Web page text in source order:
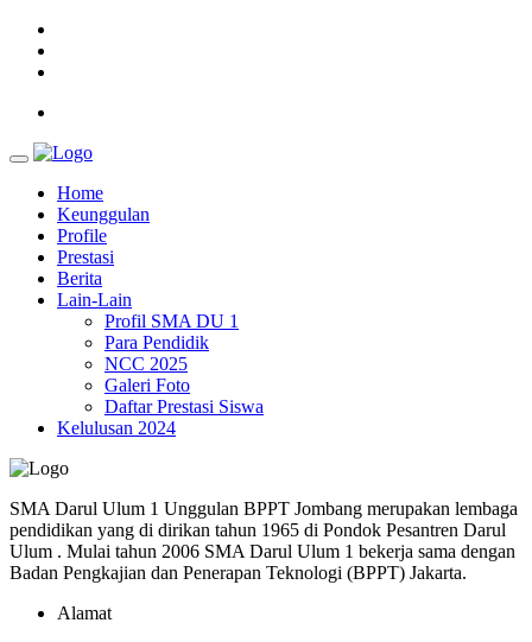
Home
Keunggulan
Profile
Prestasi
Berita
Lain-Lain
Profil SMA DU 1
Para Pendidik
NCC 2025
Galeri Foto
Daftar Prestasi Siswa
Kelulusan 2024
SMA Darul Ulum 1 Unggulan BPPT Jombang merupakan lembaga
pendidikan yang di dirikan tahun 1965 di Pondok Pesantren Darul
Ulum . Mulai tahun 2006 SMA Darul Ulum 1 bekerja sama dengan
Badan Pengkajian dan Penerapan Teknologi (BPPT) Jakarta.
Alamat